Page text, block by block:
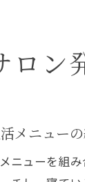
ロン
メニュー
ニューを組